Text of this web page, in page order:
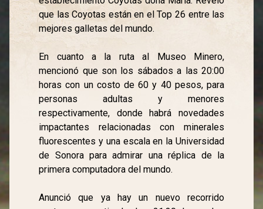
que las Coyotas están en el Top 26 entre las
mejores galletas del mundo.
En cuanto a la ruta al Museo Minero,
mencionó que son los sábados a las 20:00
horas con un costo de 60 y 40 pesos, para
personas adultas y menores
respectivamente, donde habrá novedades
impactantes relacionadas con minerales
fluorescentes y una escala en la Universidad
de Sonora para admirar una réplica de la
primera computadora del mundo.
Anunció que ya hay un nuevo recorrido